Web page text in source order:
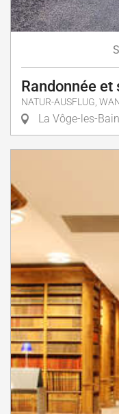
Randonnée
NATUR-AUSFLUG,
La Vôge-les-